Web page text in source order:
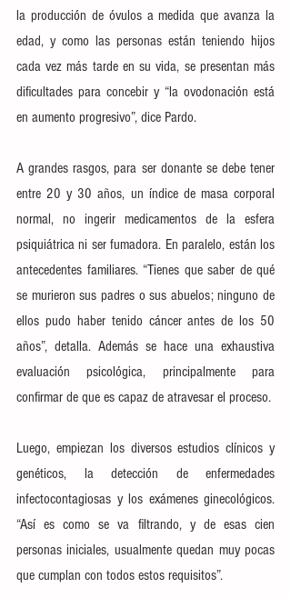
la producción de óvulos a medida que avanza la
edad, y como las personas están teniendo hijos
cada vez más tarde en su vida, se presentan más
dificultades para concebir y “la ovodonación está
en aumento progresivo”, dice Pardo.
A grandes rasgos, para ser donante se debe tener
entre 20 y 30 años, un índice de masa corporal
normal, no ingerir medicamentos de la esfera
psiquiátrica ni ser fumadora. En paralelo, están los
antecedentes familiares. “Tienes que saber de qué
se murieron sus padres o sus abuelos; ninguno de
ellos pudo haber tenido cáncer antes de los 50
años”, detalla. Además se hace una exhaustiva
evaluación psicológica, principalmente para
confirmar de que es capaz de atravesar el proceso.
Luego, empiezan los diversos estudios clínicos y
genéticos, la detección de enfermedades
infectocontagiosas y los exámenes ginecológicos.
“Así es como se va filtrando, y de esas cien
personas iniciales, usualmente quedan muy pocas
que cumplan con todos estos requisitos”.